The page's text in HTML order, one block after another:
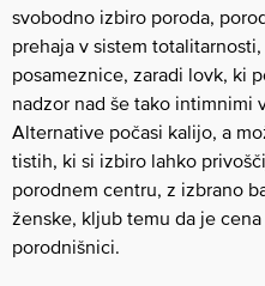
svobodno izbiro poroda,
prehaja v sistem
posameznice, zaradi lovk, ki
nadzor nad še tako intimnimi
Alternative počasi kalijo, a
tistih, ki si izbiro lahko
porodnem centru, z izbrano
ženske, kljub temu da je
porodnišnici.